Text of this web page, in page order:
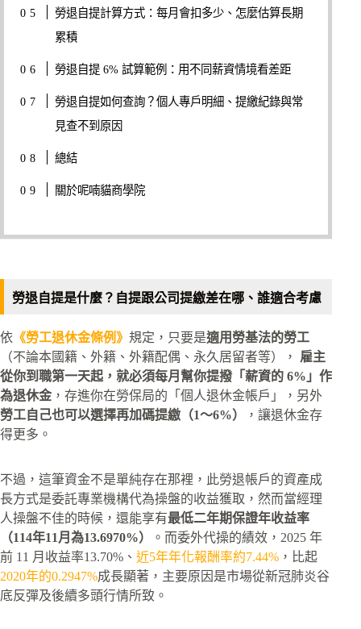
勞退自提計算方式：每月會扣多少、怎麼估算長期
累積
勞退自提 6% 試算範例：用不同薪資情境看差距
勞退自提如何查詢？個人專戶明細、提繳紀錄與常
見查不到原因
總結
關於呢喃貓商學院
勞退自提是什麼？自提跟公司提繳差在哪、誰適合考慮
依 《勞工退休金條例》 規定，只要是適用勞基法的勞工
（不論本國籍、外籍、外籍配偶、永久居留者等）， 雇主
從你到職第一天起，就必須每月幫你提撥「薪資的 6%」作
為退休金 ，存進你在勞保局的「個人退休金帳戶」，另外
勞工自己也可以選擇再加碼提繳（1～6%）
，讓退休金存
得更多。
不過，這筆資金不是單純存在那裡，此勞退帳戶的資產成
長方式是委託專業機構代為操盤的收益獲取，然而當經理
人操盤不佳的時候，還能享有最低二年期保證年收益率
（114年11月為13.6970%）
。而委外代操的績效，2025 年
前 11 月收益率13.70%、 近5年年化報酬率約7.44% ，比起
2020年的0.2947%成長顯著，主要原因是市場從新冠肺炎谷
底反彈及後續多頭行情所致。